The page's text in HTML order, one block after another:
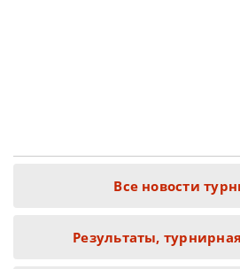
Все новости
Результаты,